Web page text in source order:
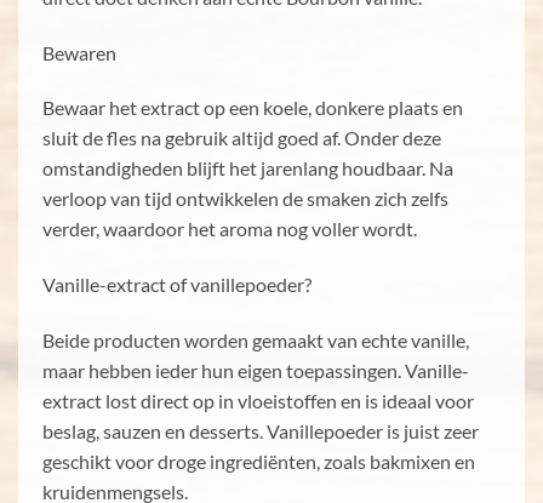
Bewaren
Bewaar het extract op een koele, donkere plaats en
sluit de fles na gebruik altijd goed af. Onder deze
omstandigheden blijft het jarenlang houdbaar. Na
verloop van tijd ontwikkelen de smaken zich zelfs
verder, waardoor het aroma nog voller wordt.
Vanille-extract of vanillepoeder?
Beide producten worden gemaakt van echte vanille,
maar hebben ieder hun eigen toepassingen. Vanille-
extract lost direct op in vloeistoffen en is ideaal voor
beslag, sauzen en desserts. Vanillepoeder is juist zeer
geschikt voor droge ingrediënten, zoals bakmixen en
kruidenmengsels.